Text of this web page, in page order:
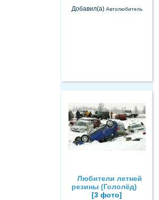
Добавил(а) Автолюбитель
Любители летней
резины (Гололёд)
[3 фото]